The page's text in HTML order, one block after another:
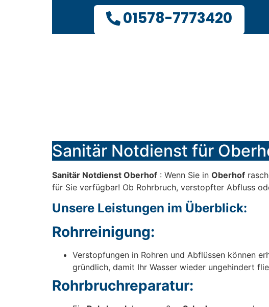
01578-7773420
Sanitär Notdienst für
Sanitär Notdienst Oberhof : Wenn Sie in Oberhof
für Sie verfügbar! Ob Rohrbruch, verstopfter Abfluss
Unsere Leistungen im Überblick:
Rohrreinigung:
Verstopfungen in Rohren und Abflüssen können
gründlich, damit Ihr Wasser wieder ungehindert
Rohrbruchreparatur: